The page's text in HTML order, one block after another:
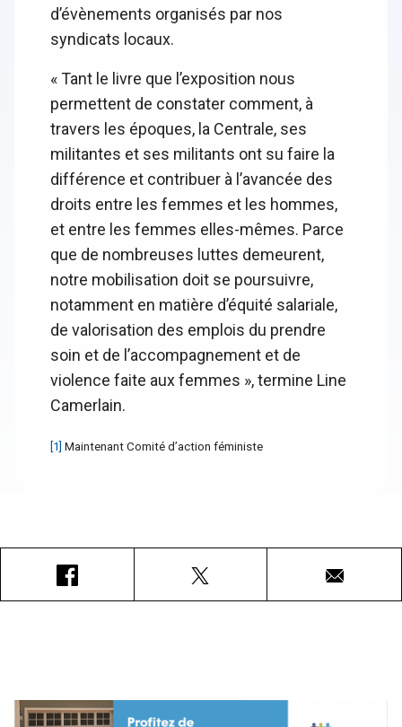
d’évènements organisés par nos
syndicats locaux.
« Tant le livre que l’exposition nous
permettent de constater comment, à
travers les époques, la Centrale, ses
militantes et ses militants ont su faire la
différence et contribuer à l’avancée des
droits entre les femmes et les hommes,
et entre les femmes elles-mêmes. Parce
que de nombreuses luttes demeurent,
notre mobilisation doit se poursuivre,
notamment en matière d’équité salariale,
de valorisation des emplois du prendre
soin et de l’accompagnement et de
violence faite aux femmes », termine Line
Camerlain.
[1] Maintenant Comité d’action féministe
Courriel